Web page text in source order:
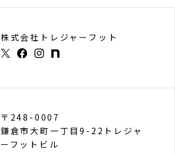
株式会社トレジャーフット
〒248-0007
鎌倉市大町一丁目9-22トレジャ
ーフットビル